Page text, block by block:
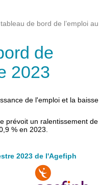
de bord de l’emploi au
de
2023
de l'emploi et la baisse
prévoit un ralentissement de
% en 2023.
2023 de l'Agefiph